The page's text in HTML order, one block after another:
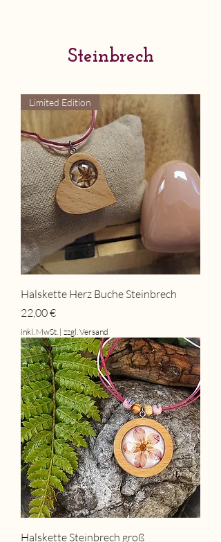
Steinbrech
Limited Edition
Halskette Herz Buche Steinbrech
Preis
22,00 €
inkl. MwSt. | zzgl. Versand
Halskette Steinbrech groß